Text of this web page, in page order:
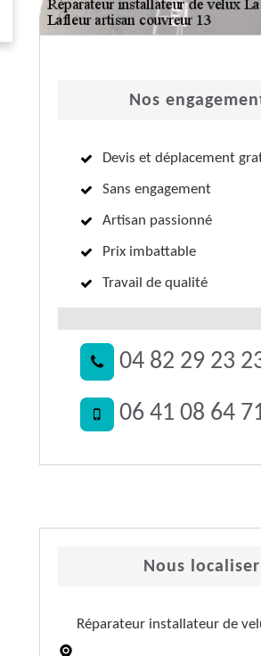
Nos
Devis et déplacement
Sans engagement
Artisan passionné
Prix imbattable
Travail de qualité
04 82 29 23
06 41 08 64
Nous localiser
Réparateur installateur de